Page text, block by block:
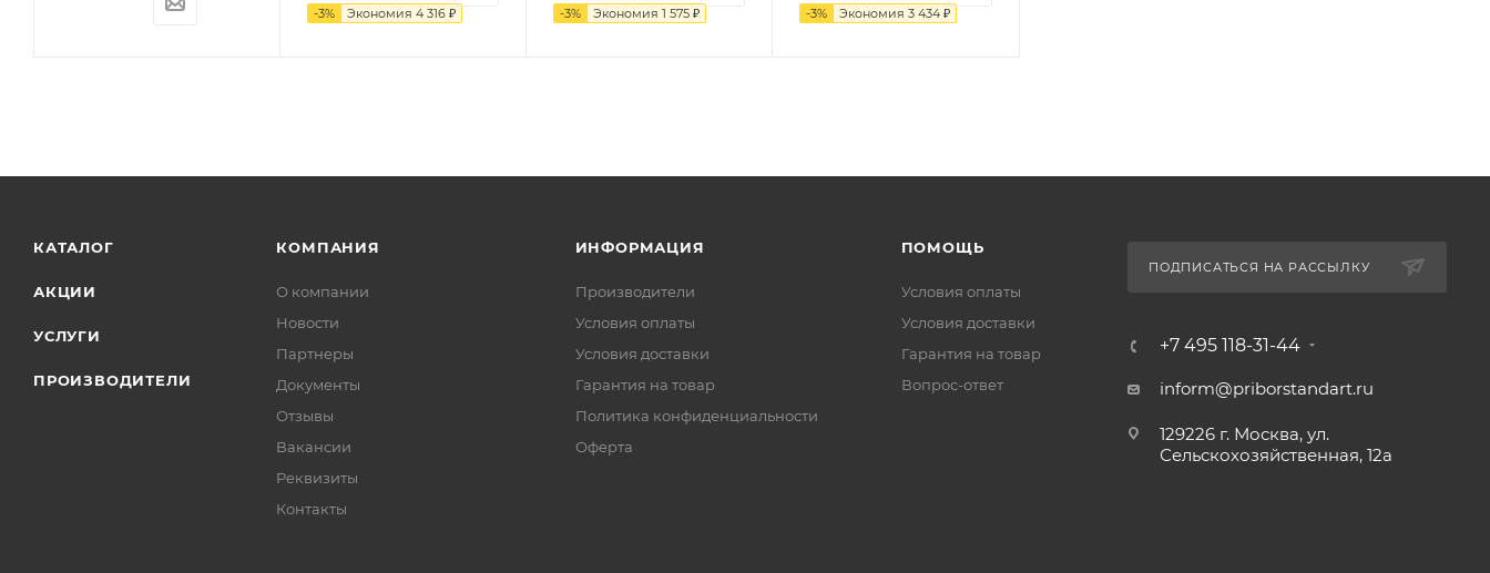
-3% Экономия 4 316₽ -3% Экономия 1 575 ₽ -3% Экономия 3 434 ₽
КАТАЛОГ
АКЦИИ
УСЛУГИ
ПРОИЗВОДИТЕЛИ
КОМПАНИЯ
О компании
Новости
Партнеры
Документы
Отзывы
Вакансии
Реквизиты
Контакты
ИНФОРМАЦИЯ
Производители
Условия оплаты
Условия доставки
Гарантия на товар
Политика конфиденциальности
Оферта
ПОМОЩЬ
Условия оплаты
Условия доставки
Гарантия на товар
Вопрос-ответ
ПОДПИСАТЬСЯ НА РАССЫЛКУ
+7 495 118-31-44
inform@priborstandart.ru
129226 г. Москва, ул.
Сельскохозяйственная, 12а